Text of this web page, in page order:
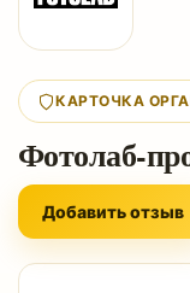
КАРТОЧКА
Фотолаб-
Добавить отзыв